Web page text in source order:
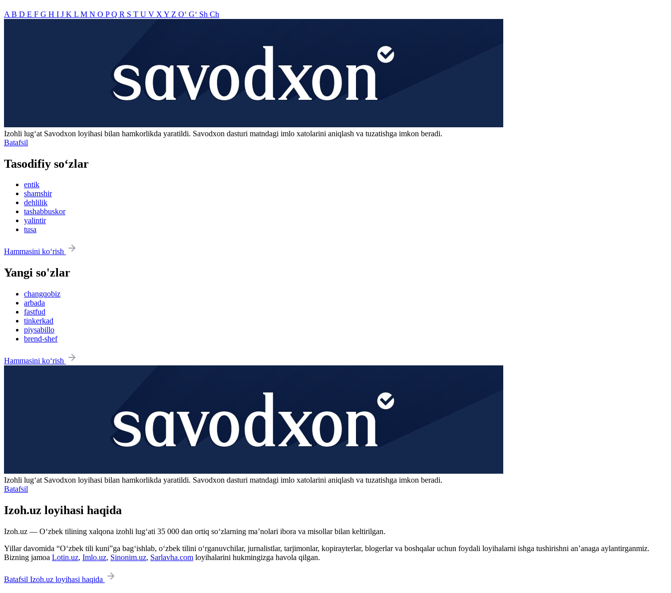
A B D E F G H I J K L M N O PQ R S T U V X Y Z O‘ G‘ Sh Ch
Izohli lugʻat Savodxon loyihasi bilan hamkorlikda yaratildi. Savodxon dasturi matndagi imlo xatolarini aniqlash va tuzatishga imkon beradi.
Batafsil
Tasodifiy so‘zlar
entik
shamshir
dehlilik
tashabbuskor
yalintir
tusa
Hammasini ko‘rish
Yangi so'zlar
changqobiz
arbada
fastfud
tinkerkad
piysabillo
brend-shef
Hammasini ko‘rish
Izohli lugʻat Savodxon loyihasi bilan hamkorlikda yaratildi. Savodxon dasturi matndagi imlo xatolarini aniqlash va tuzatishga imkon beradi.
Batafsil
Izoh.uz loyihasi haqida
Izoh.uz — O‘zbek tilining xalqona izohli lug‘ati 35 000 dan ortiq so‘zlarning ma’nolari ibora va misollar bilan keltirilgan.
Yillar davomida “O‘zbek tili kuni”ga bag‘ishlab, o‘zbek tilini o‘rganuvchilar, jurnalistlar, tarjimonlar, kopirayterlar, blogerlar va boshqalar uchun foydali loyihalarni ishga tushirishni an’anaga aylantirganmiz.
Bizning jamoa Lotin.uz, Imlo.uz, Sinonim.uz, Sarlavha.com loyihalarini hukmingizga havola qilgan.
Batafsil Izoh.uz loyihasi haqida